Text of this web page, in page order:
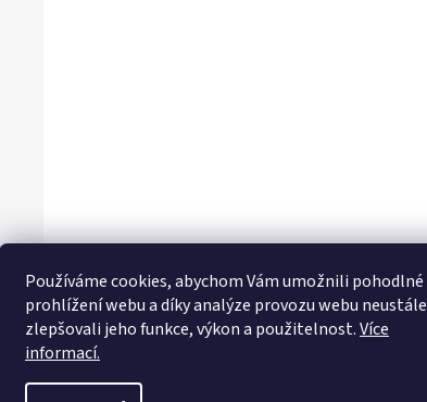
Používáme cookies, abychom Vám umožnili pohodlné
prohlížení webu a díky analýze provozu webu neustále
zlepšovali jeho funkce, výkon a použitelnost.Více
informací.
Heureka.cz